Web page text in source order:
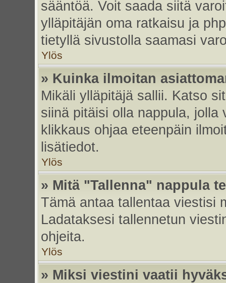
sääntöä. Voit saada siitä
ylläpitäjän oma ratkaisu ja
tietyllä sivustolla saamasi
Ylös
» Kuinka ilmoitan
Mikäli ylläpitäjä sallii. Katso
siinä pitäisi olla nappula, jolla
klikkaus ohjaa eteenpäin
lisätiedot.
Ylös
» Mitä "Tallenna" nappula
Tämä antaa tallentaa viestisi
Ladataksesi tallennetun
ohjeita.
Ylös
» Miksi viestini vaatii